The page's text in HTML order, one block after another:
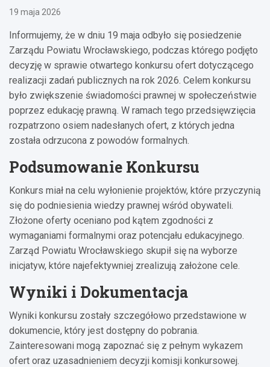
19 maja 2026
Informujemy, że w dniu 19 maja odbyło się posiedzenie
Zarządu Powiatu Wrocławskiego, podczas którego podjęto
decyzję w sprawie otwartego konkursu ofert dotyczącego
realizacji zadań publicznych na rok 2026. Celem konkursu
było zwiększenie świadomości prawnej w społeczeństwie
poprzez edukację prawną. W ramach tego przedsięwzięcia
rozpatrzono osiem nadesłanych ofert, z których jedna
została odrzucona z powodów formalnych.
Podsumowanie Konkursu
Konkurs miał na celu wyłonienie projektów, które przyczynią
się do podniesienia wiedzy prawnej wśród obywateli.
Złożone oferty oceniano pod kątem zgodności z
wymaganiami formalnymi oraz potencjału edukacyjnego.
Zarząd Powiatu Wrocławskiego skupił się na wyborze
inicjatyw, które najefektywniej zrealizują założone cele.
Wyniki i Dokumentacja
Wyniki konkursu zostały szczegółowo przedstawione w
dokumencie, który jest dostępny do pobrania.
Zainteresowani mogą zapoznać się z pełnym wykazem
ofert oraz uzasadnieniem decyzji komisji konkursowej.